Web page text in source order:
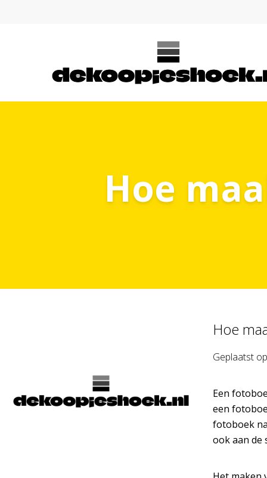
Hoe
Hoe
Geplaatst
Een
een
fotoboek
ook aan de